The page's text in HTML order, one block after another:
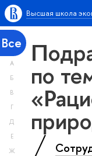
Высшая школа
Все
А
Б
В
Г
Д
Е
Ж
по